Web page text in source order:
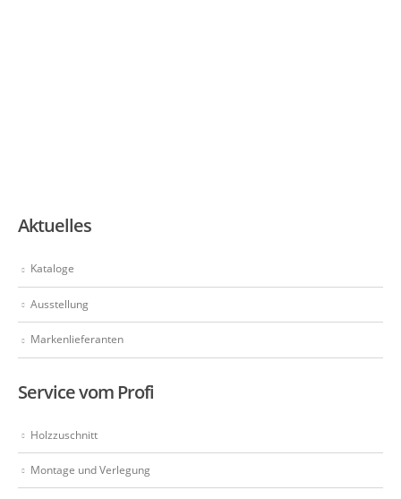
Aktuelles
Kataloge
Ausstellung
Markenlieferanten
Service vom Profi
Holzzuschnitt
Montage und Verlegung